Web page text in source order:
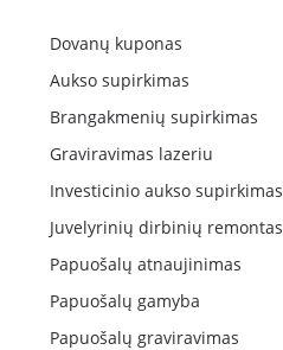
Dovanų kuponas
Aukso supirkimas
Brangakmenių supirkimas
Graviravimas lazeriu
Investicinio aukso supirkimas
Juvelyrinių dirbinių remontas
Papuošalų atnaujinimas
Papuošalų gamyba
Papuošalų graviravimas